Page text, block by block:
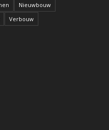
Nieuwbouw
Verbouw